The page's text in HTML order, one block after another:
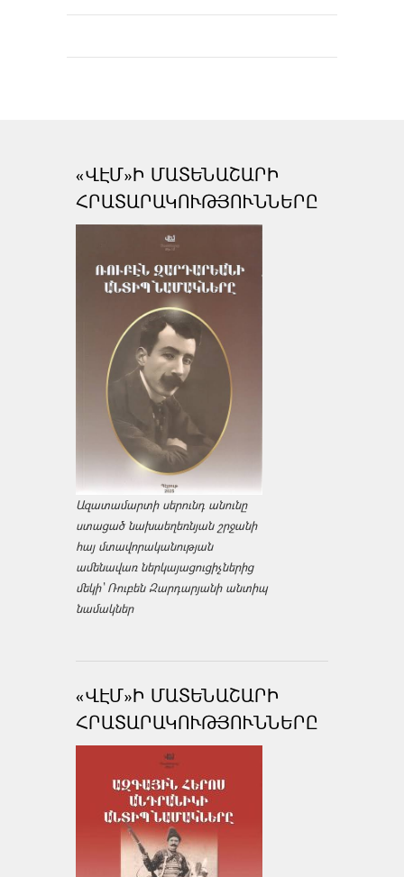
«ՎԷՄ»Ի ՄԱՏԵՆԱՇԱՐԻ
ՀՐԱՏԱՐԱԿՈՒԹՅՈՒՆՆԵՐԸ
Ազատամարտի սերունդ անունը
ստացած նախաեղեռնյան շրջանի
հայ մտավորականության
ամենավառ ներկայացուցիչներից
մեկի՝ Ռուբեն Զարդարյանի անտիպ
նամակներ
«ՎԷՄ»Ի ՄԱՏԵՆԱՇԱՐԻ
ՀՐԱՏԱՐԱԿՈՒԹՅՈՒՆՆԵՐԸ